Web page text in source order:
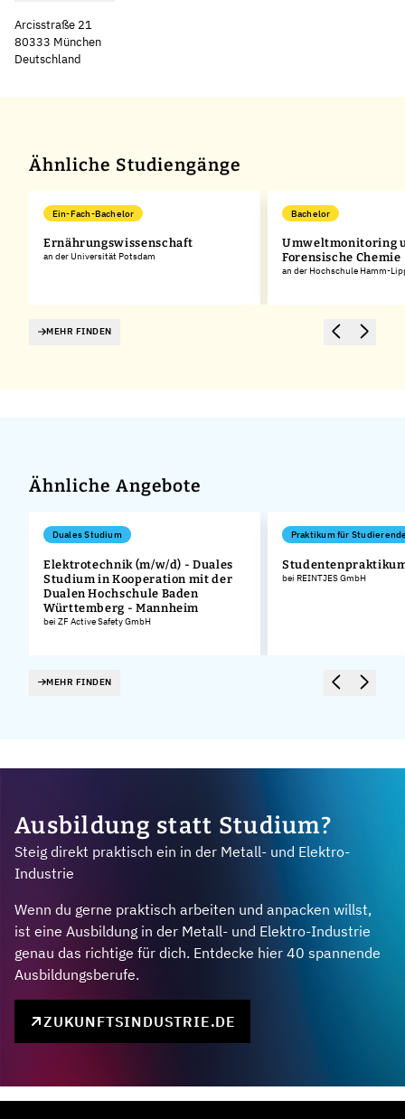
Arcisstraße 21
80333 München
Deutschland
Ähnliche Studiengänge
Ein-Fach-Bachelor
Ernährungswissenschaft
an der Universität Potsdam
Bachelor
Umweltmonitoring
Forensische Chemie
an der Hochschule Hamm-
MEHR FINDEN
Ähnliche Angebote
Duales Studium
Elektrotechnik (m/w/d) - Duales
Studium in Kooperation mit der
Dualen Hochschule Baden
Württemberg - Mannheim
bei ZF Active Safety GmbH
Praktikum für
bei REINTJES GmbH
MEHR FINDEN
Ausbildung statt Studium?
Steig direkt praktisch ein in der Metall- und Elektro-
Industrie
Wenn du gerne praktisch arbeiten und anpacken willst,
ist eine Ausbildung in der Metall- und Elektro-Industrie
genau das richtige für dich. Entdecke hier 40 spannende
Ausbildungsberufe.
ZUKUNFTSINDUSTRIE.DE